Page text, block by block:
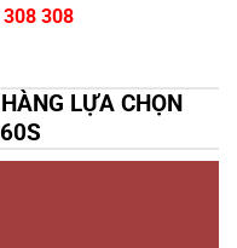
308
LỰA CHỌN